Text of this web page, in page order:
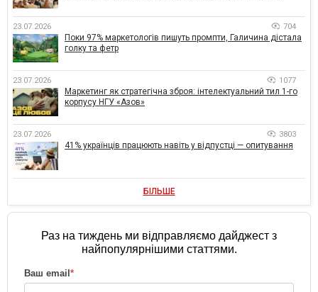
23.07.2026 704
Поки 97% маркетологів пишуть промпти, Галичина дістала
голку та фетр
23.07.2026 1077
Маркетинг як стратегічна зброя: інтелектуальний тил 1-го
корпусу НГУ «Азов»
23.07.2026 3803
41% українців працюють навіть у відпустці — опитування
БІЛЬШЕ
Раз на тиждень ми відправляємо дайджест з
найпопулярнішими статтями.
Ваш email*